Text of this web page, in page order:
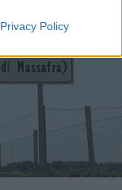
Privacy Policy